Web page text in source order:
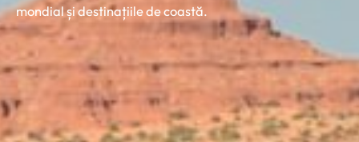
mondial și destinațiile de coastă.